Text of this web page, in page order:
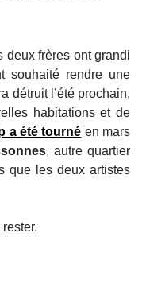
deux frères ont grandi
souhaité rendre une
détruit l’été prochain,
habitations et de
a été tourné en mars
, autre quartier
que les deux artistes